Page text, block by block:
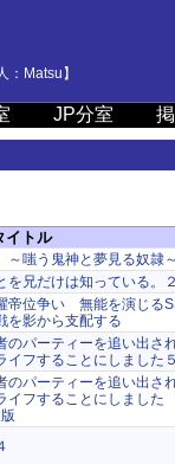
Matsu】
JP分室
イトル
嗤う鬼神と夢見る奴隷～
を兄だけは知っている。２
帝位争い 無能を演じる
を影から支配する
のパーティーを追い出さ
イフすることにしました５
のパーティーを追い出さ
イフすることにしました